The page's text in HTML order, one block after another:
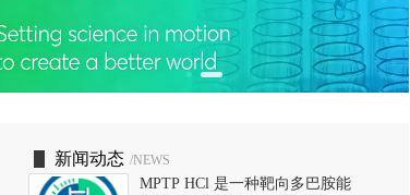
v
i
g
a
新闻动态 /NEWS
MPTP HCl 是一种靶向多巴胺能